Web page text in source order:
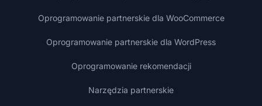
Oprogramowanie partnerskie dla WooCommerce
Oprogramowanie partnerskie dla WordPress
Oprogramowanie rekomendacji
Narzędzia partnerskie